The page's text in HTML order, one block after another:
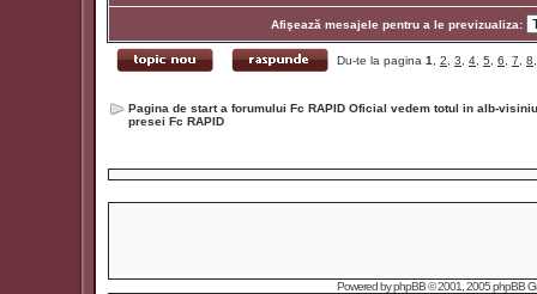
Afişează mesajele pentru a le previzualiza:
Du-te la pagina 1 2 3 4 5 6 7 8
Pagina de start a forumului Fc RAPID Oficial vedem totul in alb-
presei Fc RAPID
Powered byphpBB© 2001, 2005 phpBB